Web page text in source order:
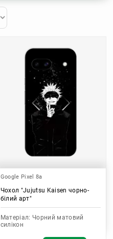
Google Pixel 8a
Чохол "Jujutsu Kaisen чорно-
білий арт"
Матеріал: Чорний матовий
силікон